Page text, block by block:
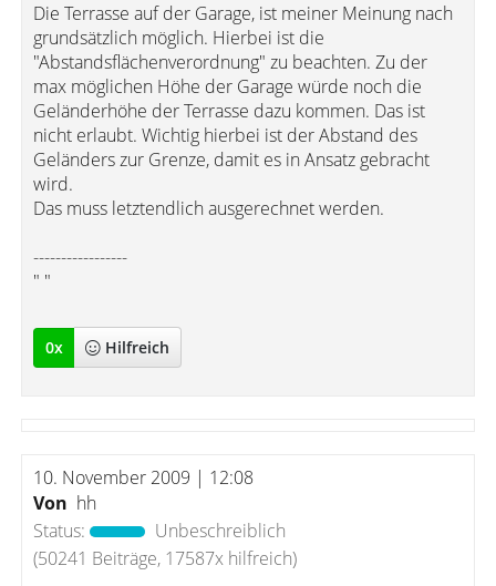
Die Terrasse auf der Garage, ist meiner Meinung nach
grundsätzlich möglich. Hierbei ist die
"Abstandsflächenverordnung" zu beachten. Zu der
max möglichen Höhe der Garage würde noch die
Geländerhöhe der Terrasse dazu kommen. Das ist
nicht erlaubt. Wichtig hierbei ist der Abstand des
Geländers zur Grenze, damit es in Ansatz gebracht
wird.
Das muss letztendlich ausgerechnet werden.
-----------------
" "
0x Hilfreich
10. November 2009 | 12:08
Von hh
Status:
Unbeschreiblich
(50241 Beiträge, 17587x hilfreich)